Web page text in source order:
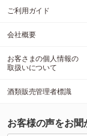
ご利用ガイド
会社概要
お客さまの個人情報の
取扱いについて
酒類販売管理者標識
お客様の声をお聞